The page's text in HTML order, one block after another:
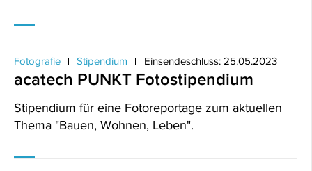
Fotografie Stipendium Einsendeschluss: 25.05.2023
acatech PUNKT Fotostipendium
Stipendium für eine Fotoreportage zum aktuellen
Thema "Bauen, Wohnen, Leben".